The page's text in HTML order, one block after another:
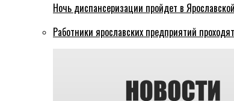
Ночь диспансеризации пройдет в
Работники ярославских предприятий